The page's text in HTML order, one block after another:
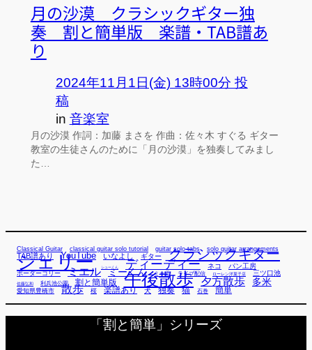
月の沙漠 クラシックギター独
奏 割と簡単版 楽譜・TAB譜あ
り
2024年11月1日(金) 13時00分 投
稿
in 音楽室
月の沙漠 作詞：加藤 まさを 作曲：佐々木 すぐる ギター
教室の生徒さんのために「月の沙漠」を独奏してみまし
た…
Classical Guitar classical guitar solo tutorial guitar solo tabs solo guitar arrangements
TAB譜あり YouTube いなよし ギター クラシックギター
シェリー シューくん ディーディー ネコ パン工房
ボーダーコリー ミエル ミーくん ミー君 ライブ配信 ローレン洋菓子店 三ツ口池
佐藤弘和 利兵池公園 割と簡単版 午後散歩 夕方散歩 多米
愛知県豊橋市 散歩 桜 楽譜あり 犬 独奏 猫 石巻 簡単
「割と簡単」シリーズ